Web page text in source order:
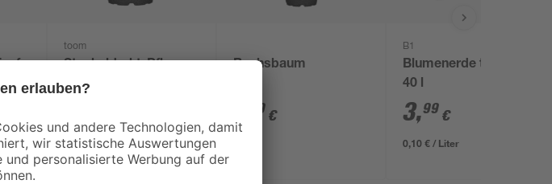
toom
11 cm Topf
Buchsbaum
99 €
B1
Blumenerde torffrei
40 l
3,99 €
0,10 € / Liter